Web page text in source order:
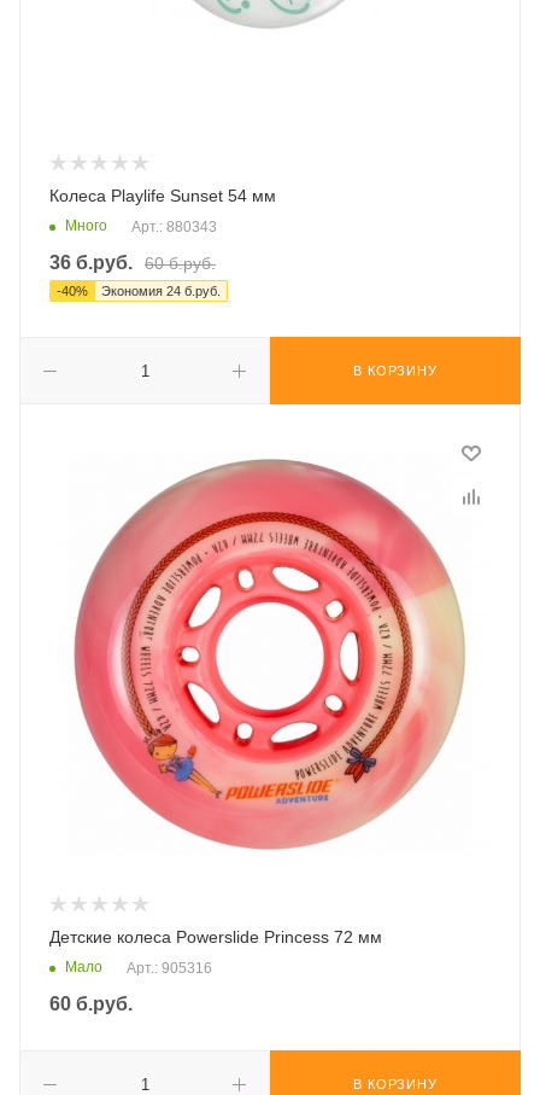
Колеса Playlife Sunset 54 мм
Много Арт.: 880343
36 б.руб. 60б.руб.
-40% Экономия 24 б.руб.
В КОРЗИНУ
Детские колеса Powerslide Princess 72 мм
Мало Арт.: 905316
60 б.руб.
В КОРЗИНУ